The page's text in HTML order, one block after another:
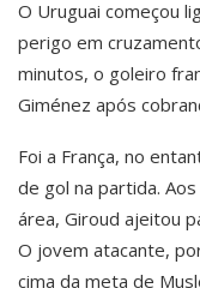
O Uruguai começou
perigo em
minutos, o goleiro
Giménez após
Foi a França, no
de gol na partida.
área, Giroud ajeitou
O jovem atacante,
cima da meta de